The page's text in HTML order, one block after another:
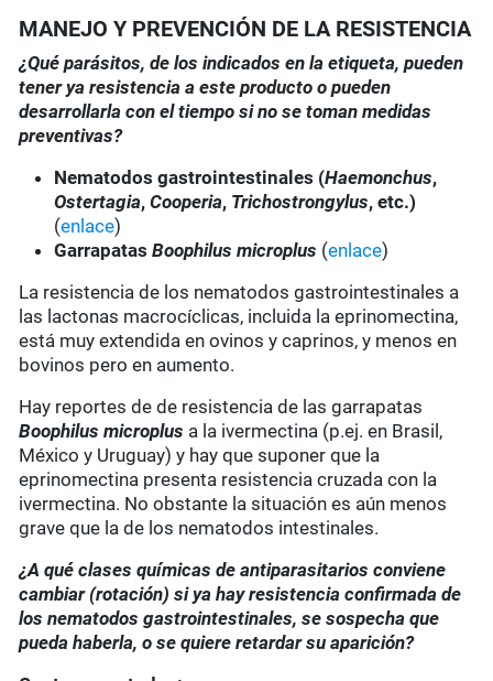
MANEJO Y PREVENCIÓN DE LA RESISTENCIA
¿Qué parásitos, de los indicados en la etiqueta, pueden
tener ya resistencia a este producto o pueden
desarrollarla con el tiempo si no se toman medidas
preventivas?
Nematodos gastrointestinales (Haemonchus,
Ostertagia,Cooperia, Trichostrongylus, etc.)
(enlace)
GarrapatasBoophilus microplus (enlace)
La resistencia de los nematodos gastrointestinales a
las lactonas macrocíclicas, incluida la eprinomectina,
está muy extendida en ovinos y caprinos, y menos en
bovinos pero en aumento.
Hay reportes de de resistencia de las garrapatas
Boophilus microplus a la ivermectina (p.ej. en Brasil,
México y Uruguay) y hay que suponer que la
eprinomectina presenta resistencia cruzada con la
ivermectina. No obstante la situación es aún menos
grave que la de los nematodos intestinales.
¿A qué clases químicas de antiparasitarios conviene
cambiar (rotación) si ya hay resistencia confirmada de
los nematodos gastrointestinales, se sospecha que
pueda haberla, o se quiere retardar su aparición?